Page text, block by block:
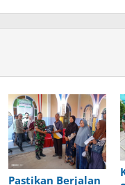
Pastikan Berjalan